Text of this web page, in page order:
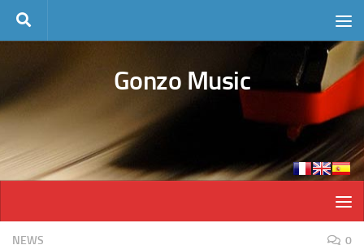
Skip to content
Gonzo Music
NEWS 0